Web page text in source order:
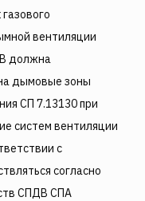
вентиляции
должна
дымовые зоны
СП 7.13130 при
систем вентиляции
с
согласно
СПДВ СПА